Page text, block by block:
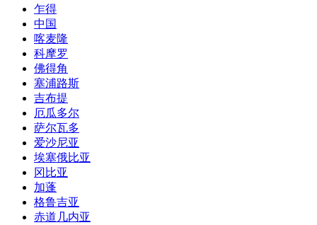
乍得
中国
喀麦隆
科摩罗
佛得角
塞浦路斯
吉布提
厄瓜多尔
萨尔瓦多
爱沙尼亚
埃塞俄比亚
冈比亚
加蓬
格鲁吉亚
赤道几内亚